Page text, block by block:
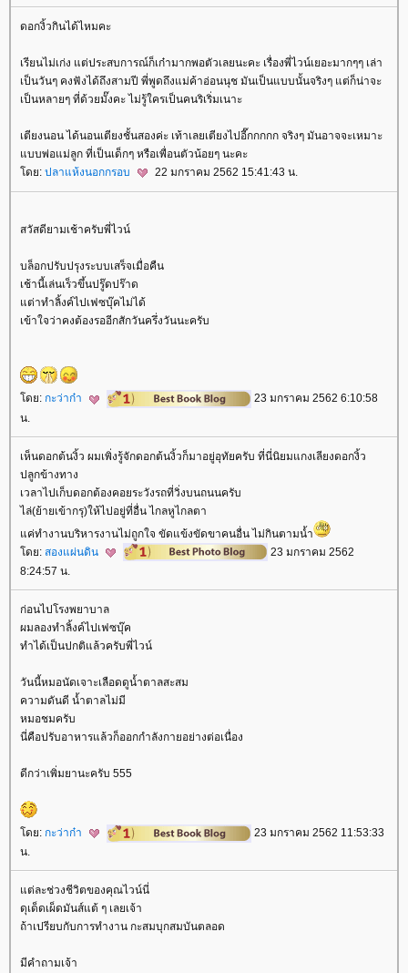
ดอกงิ้วกินได้ไหมคะ
เรียนไม่เก่ง แต่ประสบการณ์ก็เก๋ามากพอตัวเลยนะคะ เรื่องพี่ไวน์เยอะมากๆๆ เล่า
เป็นวันๆ คงฟังได้ถึงสามปี พี่พูดถึงแม่ค้าอ่อนนุช มันเป็นแบบนั้นจริงๆ แต่ก็น่าจะ
เป็นหลายๆ ที่ด้วยมั๊งคะ ไม่รู้ใครเป็นคนริเริ่มเนาะ
เตียงนอน ได้นอนเตียงชั้นสองค่ะ เท้าเลยเตียงไปอี๊กกกกก จริงๆ มันอาจจะเหมาะ
บบพ่อแม่ลูก ที่เป็นเด็กๆ หรือเพื่อนตัวน้อยๆ นะคะ
ดย: ปลาแห้งนอกกรอบ 22 มกราคม 2562 15:41:43 น.
สวัสดียามเช้าครับพี่ไวน์
บล็อกปรับปรุงระบบเสร็จเมื่อคืน
เช้านี้เล่นเร็วขึ้นปรู๊ดปร๊าด
ต่าทำลิ้งค์ไปเฟซบุ๊คไม่ได้
เข้าใจว่าคงต้องรออีกสักวันครึ่งวันนะครับ
ดย: กะว่าก๋า
23 มกราคม 2562 6:10:58
น.
เห็นดอกต้นงิ้ว ผมเพิ่งรู้จักดอกต้นงิ้วก็มาอยู่อุทัยครับ ที่นี่นิยมแกงเลียงดอกงิ้ว
ปลูกข้างทาง
เวลาไปเก็บดอกต้องคอยระวังรถที่วิ่งบนถนนครับ
ไล่(ย้ายเข้ากรุ)ให้ไปอยู่ที่อื่น ไกลหูไกลตา
ค่ทำงานบริหารงานไม่ถูกใจ ขัดแข้งขัดขาคนอื่น ไม่กินตามน้ำ
ดย: สองแผ่นดิน
23 มกราคม 2562
8:24:57 น.
ก่อนไปโรงพยาบาล
ผมลองทำลิ้งค์ไปเฟซบุ๊ค
ทำได้เป็นปกติแล้วครับพี่ไวน์
วันนี้หมอนัดเจาะเลือดดูน้ำตาลสะสม
ความดันดี น้ำตาลไม่มี
หมอชมครับ
นี่คือปรับอาหารแล้วก็ออกกำลังกายอย่างต่อเนื่อง
ดีกว่าเพิ่มยานะครับ 555
ดย: กะว่าก๋า
23 มกราคม 2562 11:53:33
น.
ต่ละช่วงชีวิตของคุณไวน์นี่
ดุเด็ดเผ็ดมันส์แต้ ๆ เลยเจ้า
ถ้าเปรียบกับการทำงาน กะสมบุกสมบันตลอด
มีคำถามเจ้า